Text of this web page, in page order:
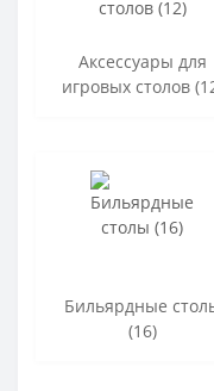
Аксессуары для
игровых столов
Бильярдные
(16)